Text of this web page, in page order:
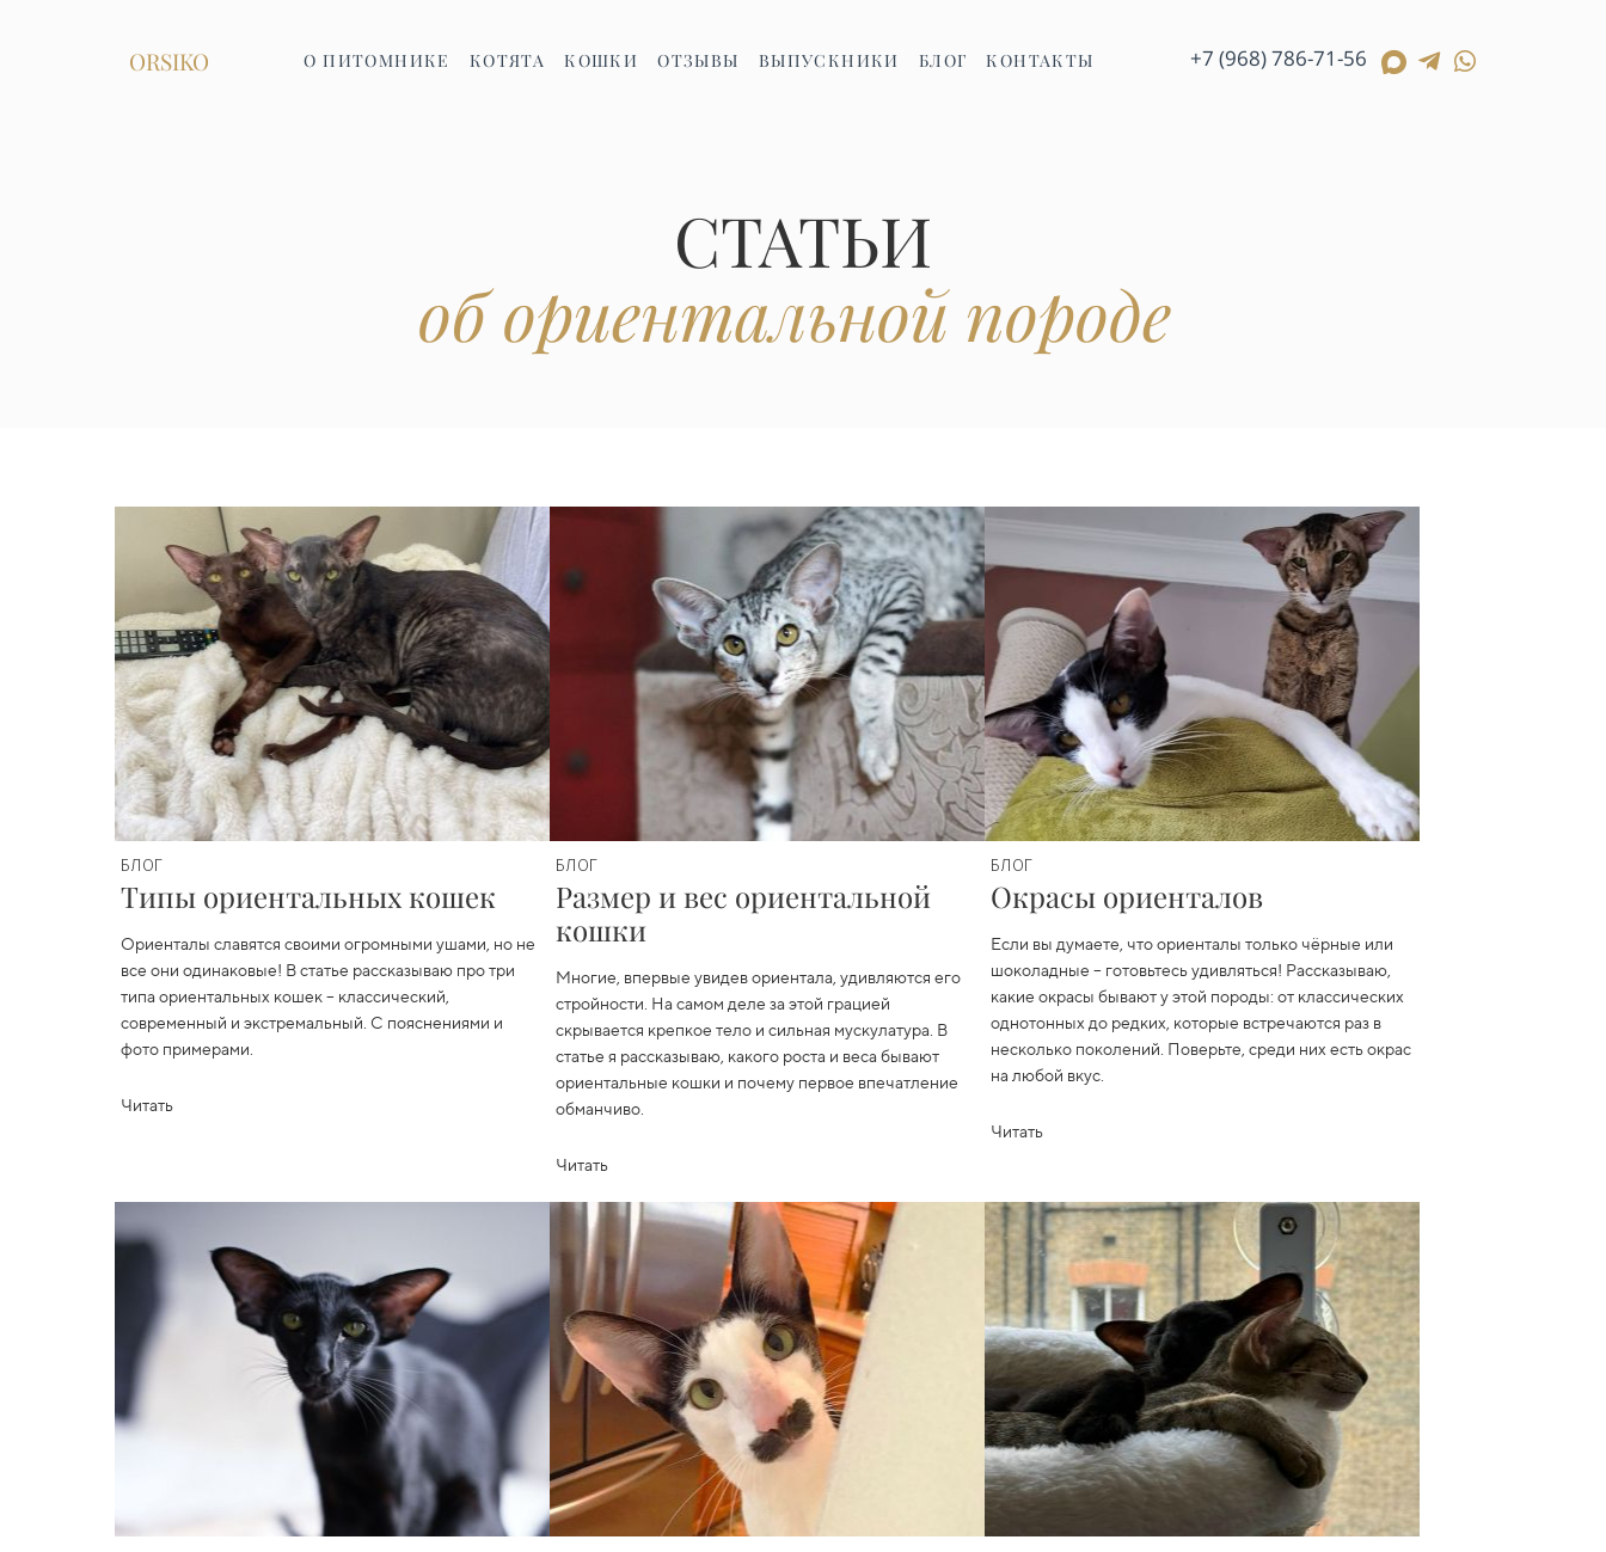
ORSIKO О ПИТОМНИКЕ КОТЯТА КОШКИ ОТЗЫВЫ ВЫПУСКНИКИ БЛОГ КОНТАКТЫ +7 (968) 786-71-56
СТАТЬИ
об ориентальной породе
БЛОГ
Типы ориентальных кошек
Ориенталы славятся своими огромными ушами, но не
все они одинаковые! В статье рассказываю про три
типа ориентальных кошек– классический,
современный и экстремальный. С пояснениями и
фото примерами.
Читать
БЛОГ
Размер и вес ориентальной
кошки
Многие, впервые увидев ориентала, удивляются его
стройности. На самом деле за этой грацией
скрывается крепкое тело и сильная мускулатура. В
статье я рассказываю, какого роста и веса бывают
ориентальные кошки и почему первое впечатление
обманчиво.
Читать
БЛОГ
Окрасы ориенталов
Если вы думаете, что ориенталы только чёрные или
шоколадные – готовьтесь удивляться! Рассказываю,
какие окрасы бывают у этой породы: от классических
однотонных до редких, которые встречаются раз в
несколько поколений. Поверьте, среди них есть окрас
на любой вкус.
Читать